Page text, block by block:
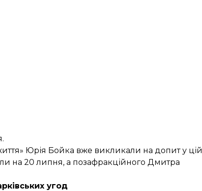
Юрія Бойка вже викликали на допиту цій
на 20 липня, а позафракційного Дмитра
угод